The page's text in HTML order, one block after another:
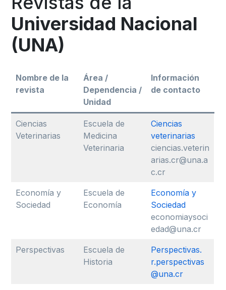
Universidad Nacional
(UNA)
Nombre de la
revista
Área /
Dependencia /
Unidad
Información
de contacto
Ciencias
Veterinarias
Escuela de
Medicina
Veterinaria
Ciencias
veterinarias
ciencias.veterin
arias.cr@una.a
c.cr
Economía y
Sociedad
Escuela de
Economía
Economía y
Sociedad
economiaysoci
edad@una.cr
Perspectivas
Escuela de
Historia
Perspectivas.
r.perspectivas
@una.cr